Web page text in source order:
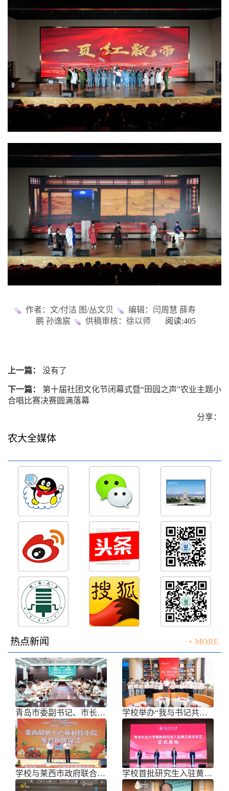
作者：文/付洁 图/丛文贝
编辑：闫周慧 薛寿
鹏 孙逸宸
供稿审核：徐以师 阅读:405
上一篇： 没有了
下一篇：
第十届社团文化节闭幕式暨“田园之声”农业主题小
合唱比赛决赛圆满落幕
分享：
农大全媒体
热点新闻 + MORE
青岛市委副书记、市长任刚来校调研 学校举办“我与书记共话成长”师生面
学校与莱西市政府联合举办青岛市胡萝 学校首批研究生入驻黄三角农高区